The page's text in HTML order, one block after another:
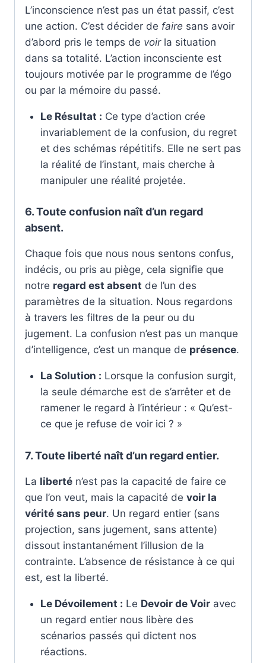
L’inconscience n’est pas un état passif, c’est
une action. C’est décider de faire sans avoir
d’abord pris le temps de voirla situation
dans sa totalité. L’action inconsciente est
toujours motivée par le programme de l’égo
ou par la mémoire du passé.
Le Résultat : Ce type d’action crée
invariablement de la confusion, du regret
et des schémas répétitifs. Elle ne sert pas
la réalité de l’instant, mais cherche à
manipuler une réalité projetée.
6. Toute confusion naît d’un regard
absent.
Chaque fois que nous nous sentons confus,
indécis, ou pris au piège, cela signifie que
notre regard est absent de l’un des
paramètres de la situation. Nous regardons
à travers les filtres de la peur ou du
jugement. La confusion n’est pas un manque
d’intelligence, c’est un manque de présence.
La Solution : Lorsque la confusion surgit,
la seule démarche est de s’arrêter et de
ramener le regard à l’intérieur : « Qu’est-
ce que je refuse de voir ici ? »
7. Toute liberté naît d’un regard entier.
La liberté n’est pas la capacité de faire ce
que l’on veut, mais la capacité de voir la
vérité sans peur. Un regard entier (sans
projection, sans jugement, sans attente)
dissout instantanément l’illusion de la
contrainte. L’absence de résistance à ce qui
est, est la liberté.
Le Dévoilement : Le Devoir de Voiravec
un regard entier nous libère des
scénarios passés qui dictent nos
réactions.